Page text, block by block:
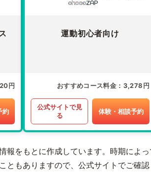
円
約
運動初心者向け
おすすめコース料金 3,278円
公式サイトで見
る
体験・相談予約
報をもとに作成しています。時期によ
ともありますので、公式サイトでご確認